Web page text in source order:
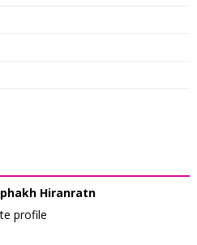
Hiranratn
profile